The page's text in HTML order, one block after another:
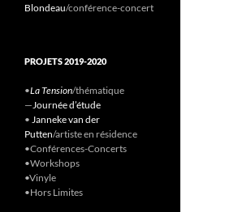
Blondeau/conférence-concert
PROJETS 2019-2020
•La Tension/thématique
—Journée d’étude
• Janneke van der
Putten/artiste en résidence
•Conférences-Concerts
•Workshops
•Vinyle
•Hors Limites